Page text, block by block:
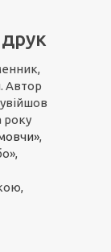
Автор
року
,